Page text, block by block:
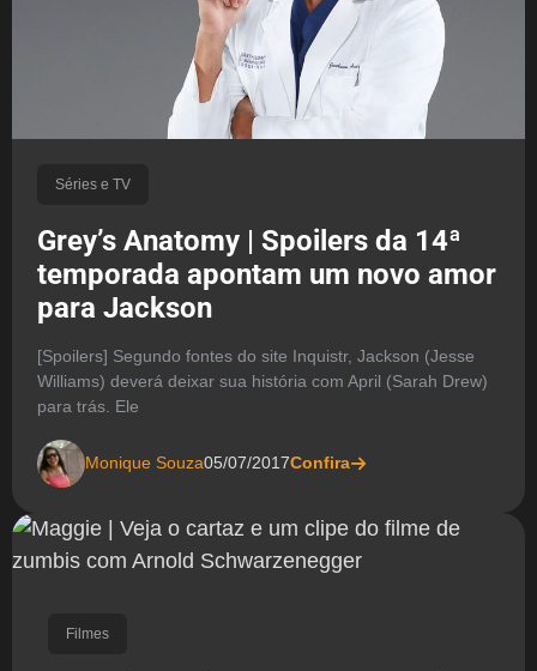
Séries e TV
Grey’s Anatomy | Spoilers da 14ª
temporada apontam um novo amor
para Jackson
[Spoilers] Segundo fontes do site Inquistr, Jackson (Jesse
Williams) deverá deixar sua história com April (Sarah Drew)
para trás. Ele
Monique Souza05/07/2017Confira
Filmes